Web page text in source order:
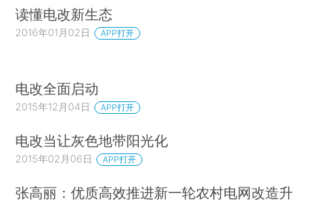
读懂电改新生态
2016年01月02日 APP打开
电改全面启动
2015年12月04日 APP打开
电改当让灰色地带阳光化
2015年02月06日 APP打开
张高丽：优质高效推进新一轮农村电网改造升